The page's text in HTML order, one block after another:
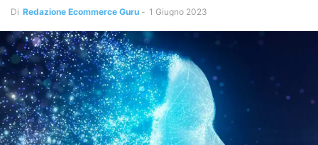
Di Redazione Ecommerce Guru - 1 Giugno 2023